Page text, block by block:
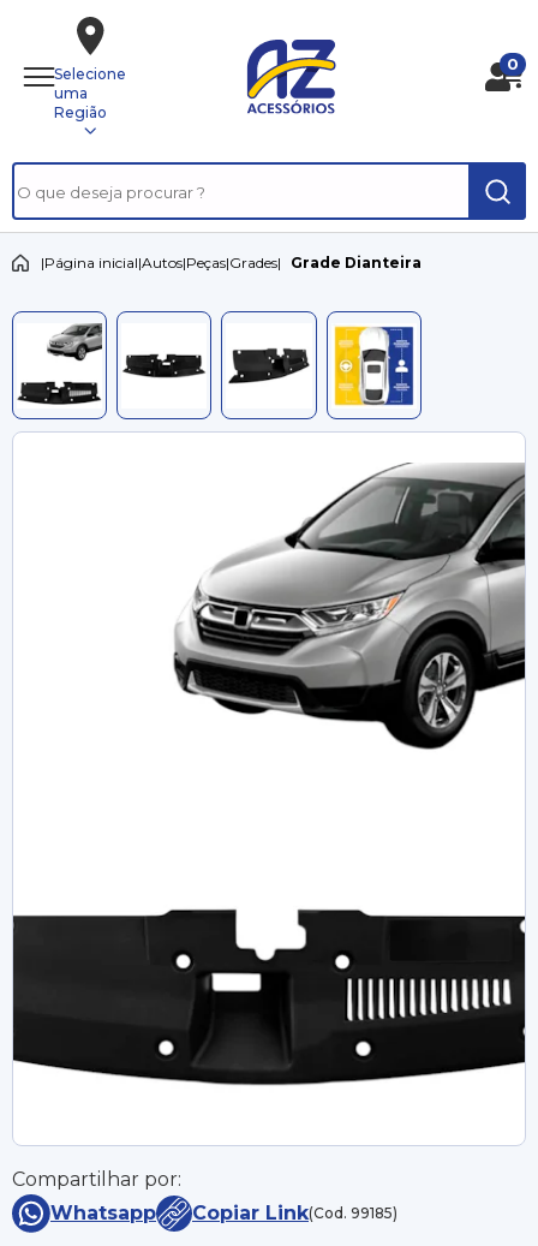
Selecione
uma
Região
0
|Página inicial|Autos|Peças|Grades| Grade Dianteira
Compartilhar por:
Whatsapp
Copiar Link(Cod. 99185)